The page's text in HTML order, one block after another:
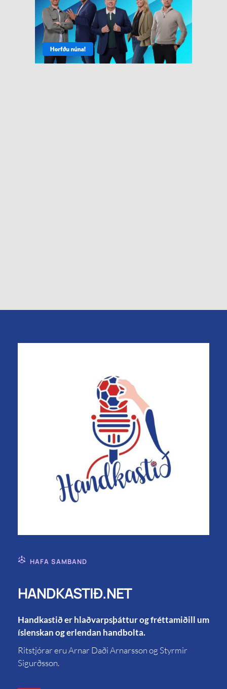
HAFA SAMBAND
HANDKASTIÐ.NET
Handkastið er hlaðvarpsþáttur og fréttamiðill um
íslenskan og erlendan handbolta.
Ritstjórar eru Arnar Daði Arnarsson og Styrmir
Sigurðsson.